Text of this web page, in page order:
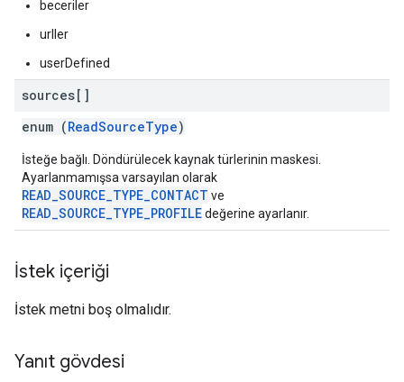
beceriler
urller
userDefined
sources[]
enum (ReadSourceType)
İsteğe bağlı. Döndürülecek kaynak türlerinin maskesi.
Ayarlanmamışsa varsayılan olarak
READ_SOURCE_TYPE_CONTACT ve
READ_SOURCE_TYPE_PROFILEdeğerine ayarlanır.
İstek içeriği
İstek metni boş olmalıdır.
Yanıt gövdesi